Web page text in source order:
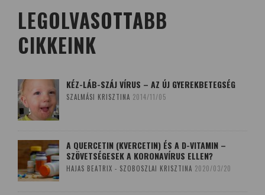
LEGOLVASOTTABB
CIKKEINK
KÉZ-LÁB-SZÁJ VÍRUS – AZ ÚJ GYEREKBETEGSÉG
SZALMÁSI KRISZTINA 2014/11/05
A QUERCETIN (KVERCETIN) ÉS A D-VITAMIN –
SZÖVETSÉGESEK A KORONAVÍRUS ELLEN?
HAJAS BEATRIX - SZOBOSZLAI KRISZTINA 2020/03/20